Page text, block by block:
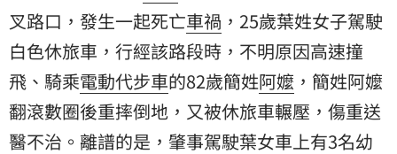
叉路口，發生一起死亡車禍 ，25歲葉姓女子駕駛
白色休旅車，行經該路段時，不明原因高速撞
飛、騎乘電動代步車的82歲簡姓阿嬤 ，簡姓阿嬤
翻滾數圈後重摔倒地，又被休旅車輾壓，傷重送
醫不治。離譜的是，肇事駕駛葉女車上有3名幼